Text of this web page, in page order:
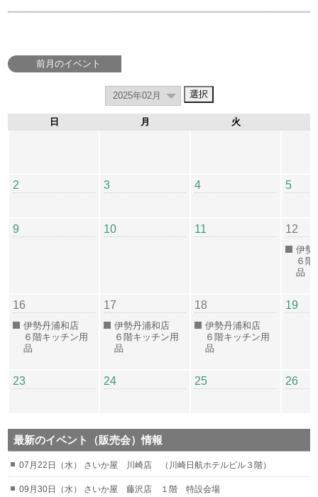
前月のイベント
日 月 火
2 3 4 5
9 10 11 12
伊
６階
品
16
伊勢丹浦和店
６階キッチン用
品
17
伊勢丹浦和店
６階キッチン用
品
18
伊勢丹浦和店
６階キッチン用
品
19
23 24 25 26
最新のイベント（販売会）情報
07月22日（水） さいか屋 川崎店 （川崎日航ホテルビル３階）
09月30日（水） さいか屋 藤沢店 １階 特設会場